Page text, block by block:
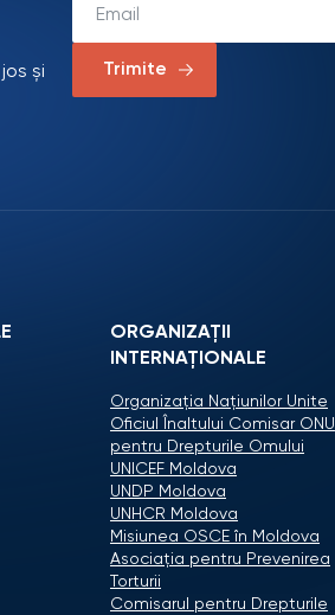
și
Trimite
ORGANIZAŢII
INTERNAŢIONALE
Organizaţia Naţiunilor Unite
Oficiul Înaltului Comisar ONU
pentru Drepturile Omului
UNICEF Moldova
UNDP Moldova
UNHCR Moldova
Misiunea OSCE în Moldova
Asociaţia pentru Prevenirea
Torturii
Comisarul pentru Drepturile